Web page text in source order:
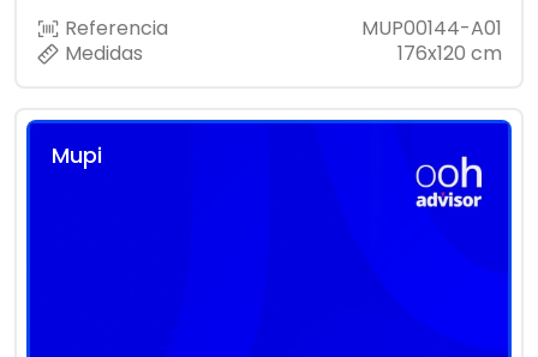
Referencia
MUP00144-A01
Medidas
176x120 cm
Mupi